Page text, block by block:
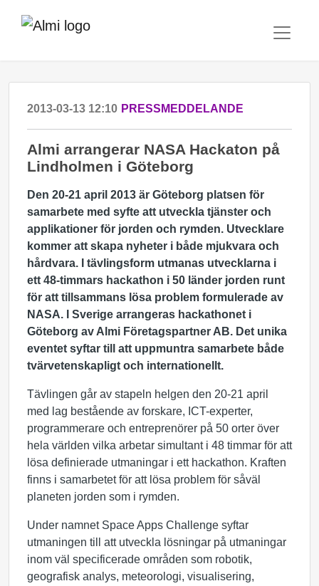
2013-03-13 12:10 PRESSMEDDELANDE
Almi arrangerar NASA Hackaton på
Lindholmen i Göteborg
Den 20-21 april 2013 är Göteborg platsen för
samarbete med syfte att utveckla tjänster och
applikationer för jorden och rymden. Utvecklare
kommer att skapa nyheter i både mjukvara och
hårdvara. I tävlingsform utmanas utvecklarna i
ett 48-timmars hackathon i 50 länder jorden runt
för att tillsammans lösa problem formulerade av
NASA. I Sverige arrangeras hackathonet i
Göteborg av Almi Företagspartner AB. Det unika
eventet syftar till att uppmuntra samarbete både
tvärvetenskapligt och internationellt.
Tävlingen går av stapeln helgen den 20-21 april
med lag bestående av forskare, ICT-experter,
programmerare och entreprenörer på 50 orter över
hela världen vilka arbetar simultant i 48 timmar för att
lösa definierade utmaningar i ett hackathon. Kraften
finns i samarbetet för att lösa problem för såväl
planeten jorden som i rymden.
Under namnet Space Apps Challenge syftar
utmaningen till att utveckla lösningar på utmaningar
inom väl specificerade områden som robotik,
geografisk analys, meteorologi, visualisering,